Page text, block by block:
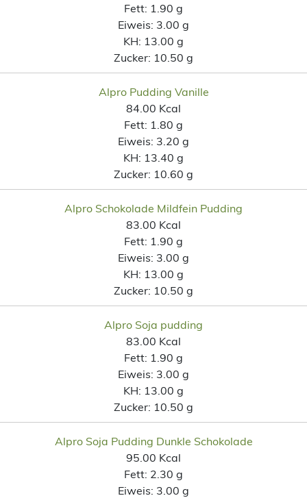
Fett: 1.90 g
Eiweis: 3.00 g
KH: 13.00 g
Zucker: 10.50 g
Alpro Pudding Vanille
84.00 Kcal
Fett: 1.80 g
Eiweis: 3.20 g
KH: 13.40 g
Zucker: 10.60 g
Alpro Schokolade Mildfein Pudding
83.00 Kcal
Fett: 1.90 g
Eiweis: 3.00 g
KH: 13.00 g
Zucker: 10.50 g
Alpro Soja pudding
83.00 Kcal
Fett: 1.90 g
Eiweis: 3.00 g
KH: 13.00 g
Zucker: 10.50 g
Alpro Soja Pudding Dunkle Schokolade
95.00 Kcal
Fett: 2.30 g
Eiweis: 3.00 g